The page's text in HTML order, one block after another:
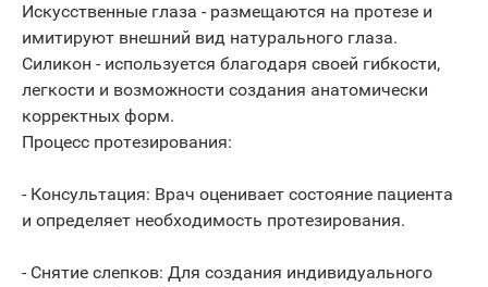
Искусственные глаза - размещаются на протезе и
имитируют внешний вид натурального глаза.
Силикон - используется благодаря своей гибкости,
легкости и возможности создания анатомически
корректных форм.
Процесс протезирования:
- Консультация: Врач оценивает состояние пациента
и определяет необходимость протезирования.
- Снятие слепков: Для создания индивидуального